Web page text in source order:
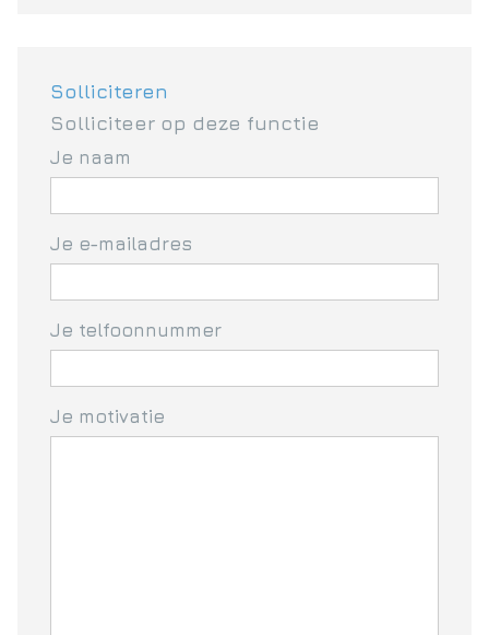
Solliciteren
Solliciteer op deze functie
Je naam
Je e-mailadres
Je telfoonnummer
Je motivatie